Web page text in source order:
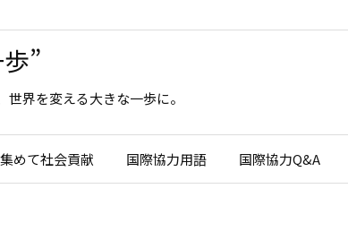
”
界を変える大きな一歩に。
集めて社会貢献 国際協力用語 国際協力Q&A